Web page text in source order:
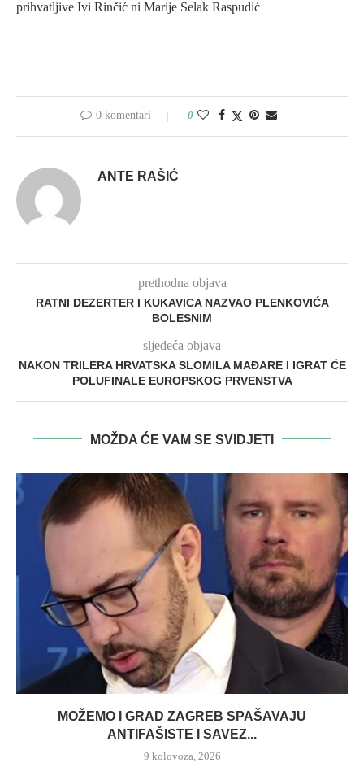
prihvatljive Ivi Rinčić ni Marije Selak Raspudić
0 komentari 0
ANTE RAŠIĆ
prethodna objava
RATNI DEZERTER I KUKAVICA NAZVAO PLENKOVIĆA
BOLESNIM
sljedeća objava
NAKON TRILERA HRVATSKA SLOMILA MAĐARE I IGRAT ĆE
POLUFINALE EUROPSKOG PRVENSTVA
MOŽDA ĆE VAM SE SVIDJETI
MOŽEMO I GRAD ZAGREB SPAŠAVAJU
ANTIFAŠISTE I SAVEZ...
9 kolovoza, 2026